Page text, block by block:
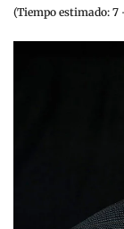
(Tiempo estimado: 7